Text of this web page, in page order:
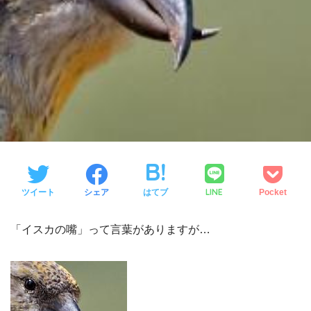
ツイート シェア はてブ LINE Pocket
「イスカの嘴」って言葉がありますが…